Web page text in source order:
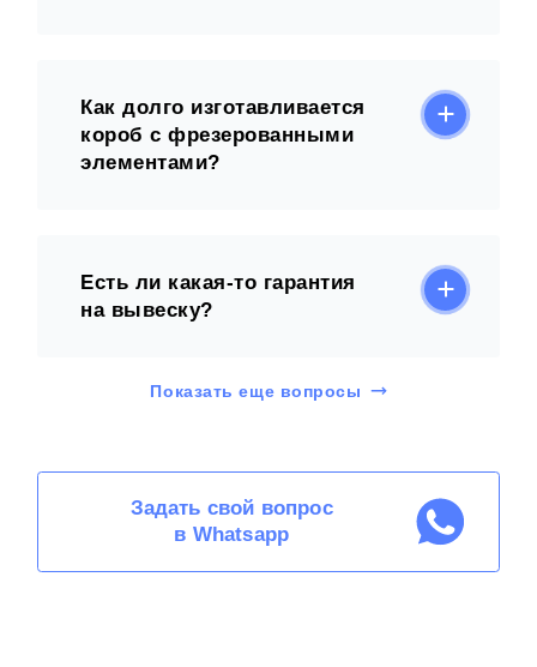
Как долго изготавливается
короб с фрезерованными
элементами?
Есть ли какая-то гарантия
на вывеску?
Показать еще вопросы
Задать свой вопрос
в Whatsapp